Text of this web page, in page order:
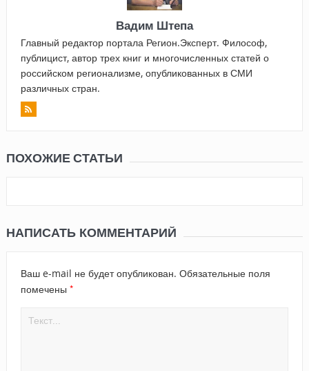
Вадим Штепа
Главный редактор портала Регион.Эксперт. Философ,
публицист, автор трех книг и многочисленных статей о
российском регионализме, опубликованных в СМИ
различных стран.
ПОХОЖИЕ СТАТЬИ
НАПИСАТЬ КОММЕНТАРИЙ
Ваш e-mail не будет опубликован. Обязательные поля
помечены *